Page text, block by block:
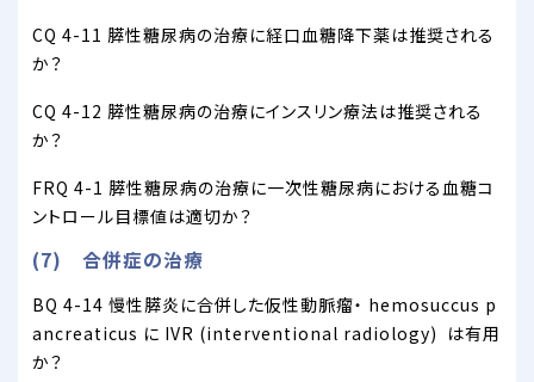
CQ 4-11 膵性糖尿病の治療に経口血糖降下薬は推奨される
か？
CQ 4-12 膵性糖尿病の治療にインスリン療法は推奨される
か？
FRQ 4-1 膵性糖尿病の治療に一次性糖尿病における血糖コ
ントロール目標値は適切か？
(7) 合併症の治療
BQ 4-14 慢性膵炎に合併した仮性動脈瘤・ hemosuccus p
ancreaticus に IVR (interventional radiology) は有用
か？